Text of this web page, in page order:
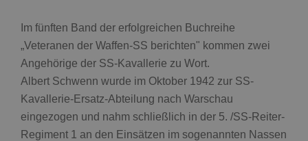
Im fünften Band der erfolgreichen Buchreihe
„Veteranen der Waffen-SS berichten" kommen zwei
Angehörige der SS-Kavallerie zu Wort.
Albert Schwenn wurde im Oktober 1942 zur SS-
Kavallerie-Ersatz-Abteilung nach Warschau
eingezogen und nahm schließlich in der 5. /SS-Reiter-
Regiment 1 an den Einsätzen im sogenannten Nassen